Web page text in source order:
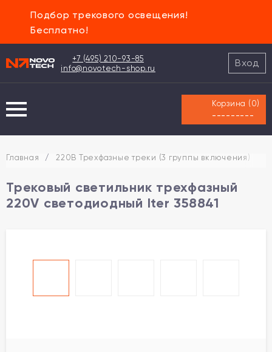
Подбор трекового освещения!
Бесплатно!
+7 (495) 210-93-85
info@novotech-shop.ru
Вход
Корзина ( 0)
---------
Главная / 220В Трехфазные треки (3 группы включения)
Трековый светильник трехфазный
220V светодиодный Iter 358841